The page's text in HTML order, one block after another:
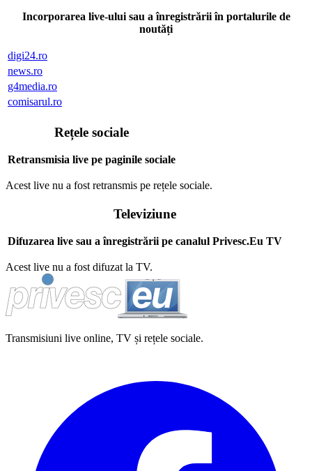
Incorporarea live-ului sau a înregistrării în portalurile de
noutăți
digi24.ro
news.ro
g4media.ro
comisarul.ro
Rețele sociale
Retransmisia live pe paginile sociale
Acest live nu a fost retransmis pe rețele sociale.
Televiziune
Difuzarea live sau a înregistrării pe canalul Privesc.Eu TV
Acest live nu a fost difuzat la TV.
Transmisiuni live online, TV și rețele sociale.